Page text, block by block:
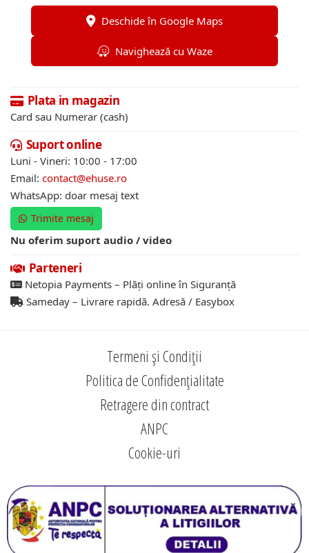
Deschide în Google Maps
Navighează cu Waze
Plata in magazin
Card sau Numerar (cash)
Suport online
Luni - Vineri: 10:00 - 17:00
Email: contact@ehuse.ro
WhatsApp: doar mesaj text
Trimite mesaj
Nu oferim suport audio / video
Parteneri
Netopia Payments – Plăți online în Siguranță
Sameday – Livrare rapidă. Adresă / Easybox
Termeni și Condiții
Politica de Confidențialitate
Retragere din contract
ANPC
Cookie-uri